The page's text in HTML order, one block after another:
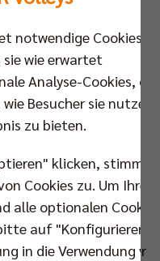
Arena Hildesheim
neuen Streaming-
Sporthalle nach
Berliner aus.
Tille, Ruben
Krick, Saso Stalekar,
auf den Court und
ersten beiden
fiel dabei ins Auge.
um den 2.14 Meter
notwendige Cookies,
wie erwartet
Analyse-Cookies, die
Besucher sie nutzen,
zu bieten.
klicken, stimmen
Cookies zu. Um Ihre
alle optionalen Cookies
auf "Konfigurieren".
in die Verwendung